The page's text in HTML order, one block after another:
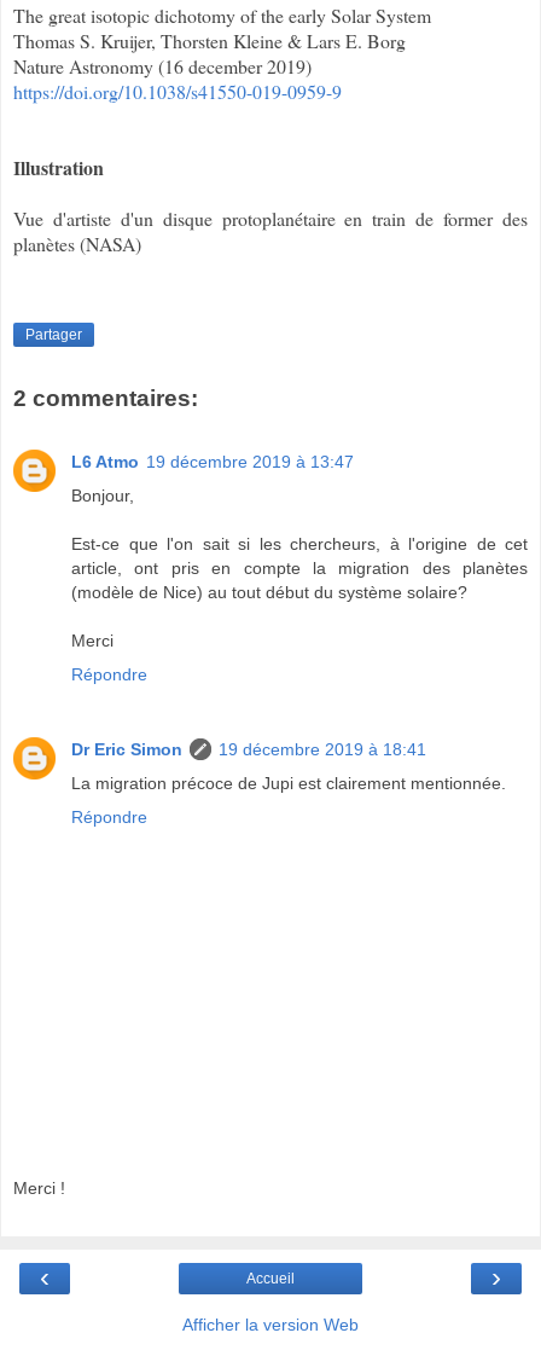
The great isotopic dichotomy of the early Solar System
Thomas S. Kruijer, Thorsten Kleine & Lars E. Borg
Nature Astronomy (16 december 2019)
https://doi.org/10.1038/s41550-019-0959-9
Illustration
Vue d'artiste d'un disque protoplanétaire en train de former des
planètes (NASA)
Partager
2 commentaires:
L6 Atmo 19 décembre 2019 à 13:47
Bonjour,
Est-ce que l'on sait si les chercheurs, à l'origine de cet
article, ont pris en compte la migration des planètes
(modèle de Nice) au tout début du système solaire?
Merci
Répondre
Dr Eric Simon
19 décembre 2019 à 18:41
La migration précoce de Jupi est clairement mentionnée.
Répondre
Merci !
‹ ›
Accueil
Afficher la version Web